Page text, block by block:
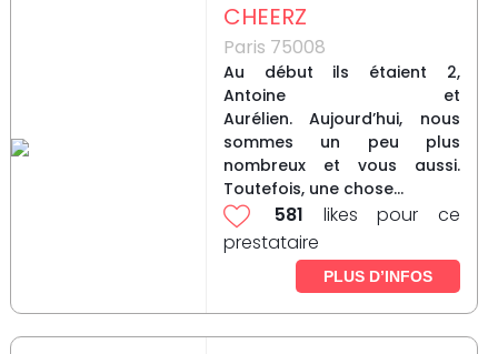
CHEERZ
Paris 75008
Au début ils étaient 2,
Antoine et
Aurélien. Aujourd’hui, nous
sommes un peu plus
nombreux et vous aussi.
Toutefois, une chose...
581 likes pour ce
prestataire
PLUS D’INFOS